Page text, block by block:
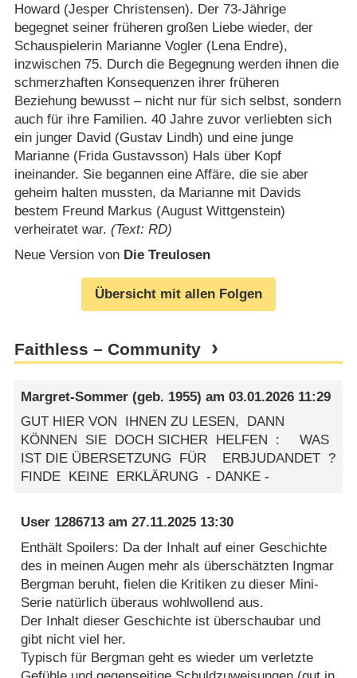
Howard (Jesper Christensen). Der 73-Jährige
begegnet seiner früheren großen Liebe wieder, der
Schauspielerin Marianne Vogler (Lena Endre),
inzwischen 75. Durch die Begegnung werden ihnen die
schmerzhaften Konsequenzen ihrer früheren
Beziehung bewusst – nicht nur für sich selbst, sondern
auch für ihre Familien. 40 Jahre zuvor verliebten sich
ein junger David (Gustav Lindh) und eine junge
Marianne (Frida Gustavsson) Hals über Kopf
ineinander. Sie begannen eine Affäre, die sie aber
geheim halten mussten, da Marianne mit Davids
bestem Freund Markus (August Wittgenstein)
verheiratet war. (Text: RD)
Neue Version von Die Treulosen
Übersicht mit allen Folgen
Faithless – Community
Margret-Sommer (geb. 1955) am03.01.2026 11:29
GUT HIER VON IHNEN ZU LESEN, DANN
KÖNNEN SIE DOCH SICHER HELFEN : WAS
IST DIE ÜBERSETZUNG FÜR ERBJUDANDET ?
FINDE KEINE ERKLÄRUNG - DANKE -
User 1286713 am27.11.2025 13:30
Enthält Spoilers: Da der Inhalt auf einer Geschichte
des in meinen Augen mehr als überschätzten Ingmar
Bergman beruht, fielen die Kritiken zu dieser Mini-
Serie natürlich überaus wohlwollend aus.
Der Inhalt dieser Geschichte ist überschaubar und
gibt nicht viel her.
Typisch für Bergman geht es wieder um verletzte